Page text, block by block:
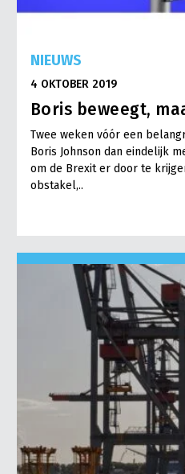
NIEUWS
4 OKTOBER 2019
Boris beweegt,
Twee weken vóór een
Boris Johnson dan eindelijk
om de Brexit er door te
obstakel,..